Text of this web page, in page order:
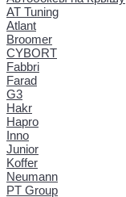
AT Tuning
Atlant
Broomer
CYBORT
Fabbri
Farad
G3
Hakr
Hapro
Inno
Junior
Koffer
Neumann
PT Group